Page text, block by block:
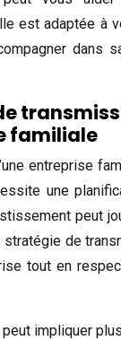
est adaptée à
dans
familiale
entreprise
une
peut
stratégie de
tout en
impliquer